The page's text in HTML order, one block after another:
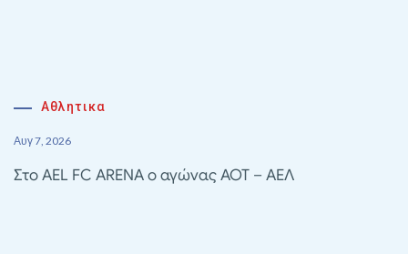
Αθλητικα
Αυγ 7, 2026
Στο AEL FC ARENA ο αγώνας ΑΟΤ – ΑΕΛ